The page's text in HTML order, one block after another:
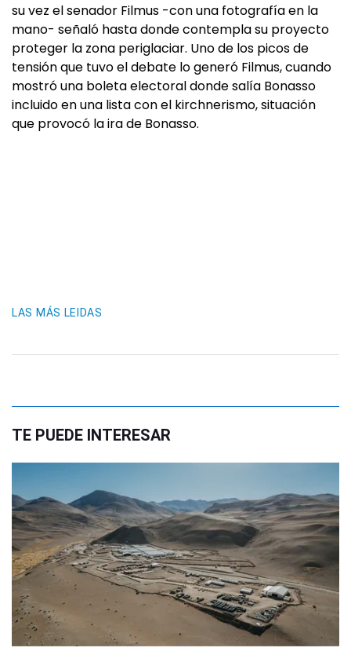
su vez el senador Filmus -con una fotografía en la
mano- señaló hasta donde contempla su proyecto
proteger la zona periglaciar. Uno de los picos de
tensión que tuvo el debate lo generó Filmus, cuando
mostró una boleta electoral donde salía Bonasso
incluido en una lista con el kirchnerismo, situación
que provocó la ira de Bonasso.
LAS MÁS LEIDAS
TE PUEDE INTERESAR